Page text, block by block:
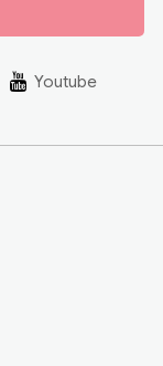
Youtube